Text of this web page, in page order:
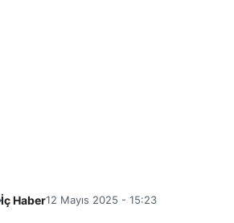
İç Haber12 Mayıs 2025 - 15:23